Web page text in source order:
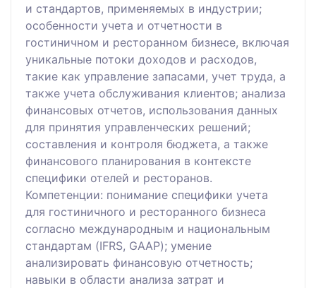
и стандартов, применяемых в индустрии;
особенности учета и отчетности в
гостиничном и ресторанном бизнесе, включая
уникальные потоки доходов и расходов,
такие как управление запасами, учет труда, а
также учета обслуживания клиентов; анализа
финансовых отчетов, использования данных
для принятия управленческих решений;
составления и контроля бюджета, а также
финансового планирования в контексте
специфики отелей и ресторанов.
Компетенции: понимание специфики учета
для гостиничного и ресторанного бизнеса
согласно международным и национальным
стандартам (IFRS, GAAP); умение
анализировать финансовую отчетность;
навыки в области анализа затрат и